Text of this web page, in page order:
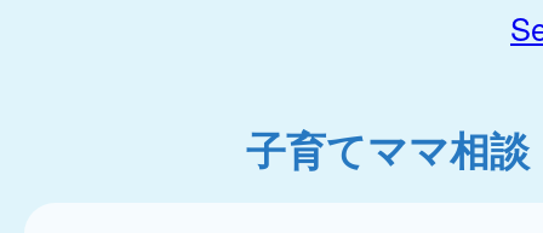
子育てママ相談